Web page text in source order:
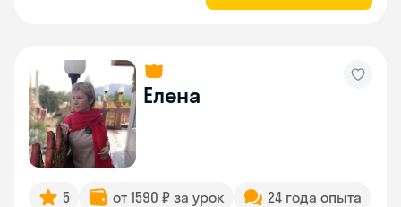
Елена
5 от 1590 ₽ за урок
24 года опыта